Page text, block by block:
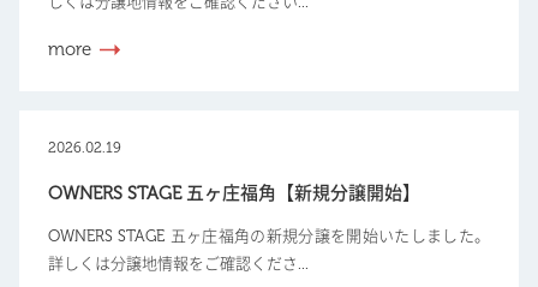
more
2026.02.19
OWNERS STAGE 五ヶ庄福角【新規分譲開始】
OWNERS STAGE 五ヶ庄福角の新規分譲を開始いたしました。
詳しくは分譲地情報をご確認くださ...